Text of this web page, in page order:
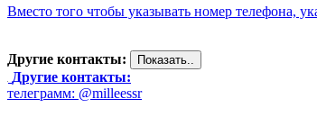
Вместо того чтобы указывать номер телефона,
Другие контакты:
Другие контакты:
телеграмм: @milleessr